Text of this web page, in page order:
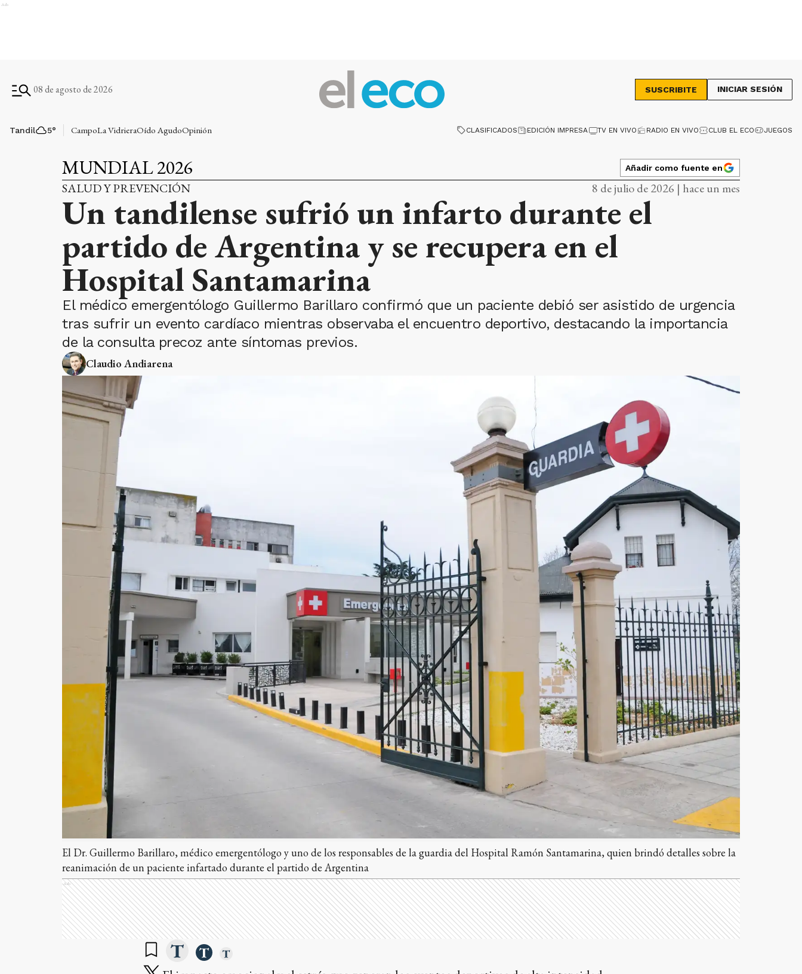
Ads
08 de agosto de 2026 SUSCRIBITE INICIAR SESIÓN
Tandil 5° CampoLa VidrieraOído AgudoOpinión CLASIFICADOS EDICIÓN IMPRESA TV EN VIVO RADIO EN VIVO CLUB EL ECO JUEGOS
MUNDIAL 2026 Añadir como fuente en
SALUD Y PREVENCIÓN 8 de julio de 2026 | hace un mes
Un tandilense sufrió un infarto durante el
partido de Argentina y se recupera en el
Hospital Santamarina
El médico emergentólogo Guillermo Barillaro confirmó que un paciente debió ser asistido de urgencia
tras sufrir un evento cardíaco mientras observaba el encuentro deportivo, destacando la importancia
de la consulta precoz ante síntomas previos.
Claudio Andiarena
El Dr. Guillermo Barillaro, médico emergentólogo y uno de los responsables de la guardia del Hospital Ramón Santamarina, quien brindó detalles sobre la
reanimación de un paciente infartado durante el partido de Argentina
Ads